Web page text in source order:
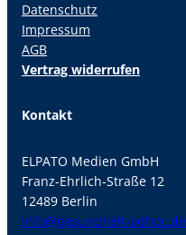
Datenschutz
Impressum
AGB
Vertrag widerrufen
Kontakt
ELPATO Medien GmbH
Franz-Ehrlich-Straße 12
12489 Berlin
info@gesundheit-adhoc.de